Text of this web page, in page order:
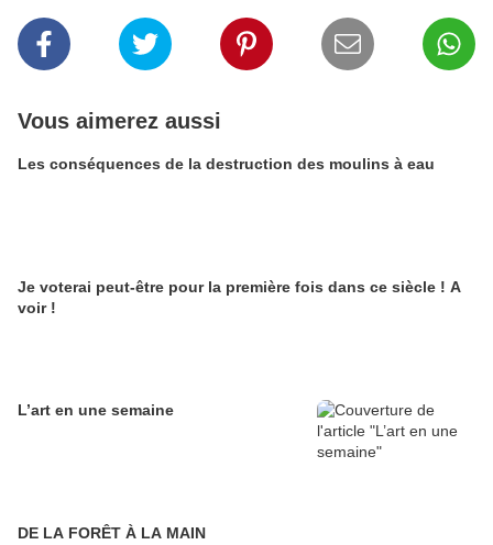
Vous aimerez aussi
Les conséquences de la destruction des moulins à eau
Je voterai peut-être pour la première fois dans ce siècle ! A
voir !
L’art en une semaine
DE LA FORÊT À LA MAIN